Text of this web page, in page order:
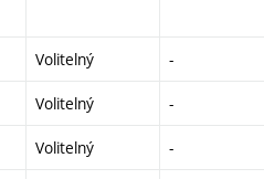
Volitelný -
Volitelný -
Volitelný -